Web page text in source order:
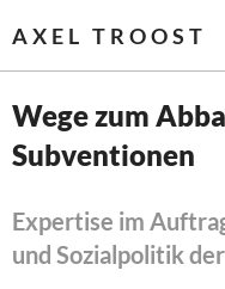
AXEL TROOST
Startseite
Themen
Leitlinien linker
Wege zum
Subventionen
Expertise im
und Sozialpolitik